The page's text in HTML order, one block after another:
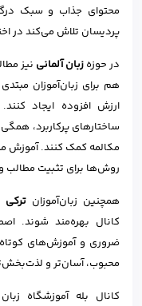
محتوای جذاب و سبک
پردیسان تلاش می‌کند در
در حوزه زبان آلمانی نیز
هم برای زبان‌آموزان
ارزش افزوده ایجاد
ساختارهای پرکاربرد،
مکالمه کمک کنند. آموزش
روش‌ها برای تثبیت
همچنین زبان‌آموزان ترکی
کانال بهره‌مند شوند.
ضروری و آموزش‌های
محبوب، آسان‌تر و
کانال بله آموزشگاه